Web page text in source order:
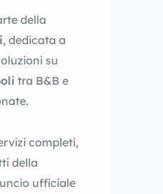
della
, dedicata a
su
tra B&B e
completi,
della
ufficiale